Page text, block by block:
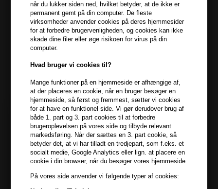
når du lukker siden ned, hvilket betyder, at de ikke er
permanent gemt på din computer. De fleste
virksomheder anvender cookies på deres hjemmesider
for at forbedre brugervenligheden, og cookies kan ikke
skade dine filer eller øge risikoen for virus på din
computer.
Hvad bruger vi cookies til?
Mange funktioner på en hjemmeside er afhængige af,
at der placeres en cookie, når en bruger besøger en
hjemmeside, så først og fremmest, sætter vi cookies
for at have en funktionel side. Vi gør derudover brug af
både 1. part og 3. part cookies til at forbedre
brugeroplevelsen på vores side og tilbyde relevant
markedsføring. Når der sættes en 3. part cookie, så
betyder det, at vi har tilladt en tredjepart, som f.eks. et
socialt medie, Google Analytics eller lign. at placere en
cookie i din browser, når du besøger vores hjemmeside.
På vores side anvender vi følgende typer af cookies:
Kevin Murphy Doo Over Dry Powder Finishing Hairspray er en
pulver hairspray, der giver godt, men flexibelt hold samt volumen.
Kevin Murphy Doo Over egenskaber
Sprayen indeholder blandt andet Tapioca stivelse, som blødgør
fjerner den overskydende olie fra hår og hovedbund.
Kevin Murphy Doo Over indeholder også patchouli olie, der
stimulerer hår og hovedbund og kan virke forebyggende på skæl.
Fri for parabener.
Du anvender Kevin Murphy Doo Over Spray sådan
- Ryst beholderen grundigt inden brug
- Sprayes i tørt hår, helt nede ved hårrødderne
- massér ind i hovedbunden eller børst håret igennem
Kevin Murphy